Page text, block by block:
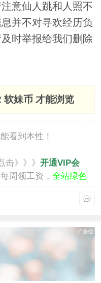
意仙人跳和人照不
并不对寻欢经历负
时举报给我们删除
软妹币 才能浏览
看到本性！
击》》》 开通VIP会
周领工资， 全站绿色